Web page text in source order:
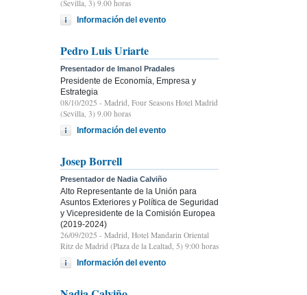
(Sevilla, 3) 9.00 horas
Información del evento
Pedro Luis Uriarte
Presentador de Imanol Pradales
Presidente de Economía, Empresa y
Estrategia
08/10/2025 - Madrid, Four Seasons Hotel Madrid
(Sevilla, 3) 9.00 horas
Información del evento
Josep Borrell
Presentador de Nadia Calviño
Alto Representante de la Unión para
Asuntos Exteriores y Política de Seguridad
y Vicepresidente de la Comisión Europea
(2019-2024)
26/09/2025 - Madrid, Hotel Mandarin Oriental
Ritz de Madrid (Plaza de la Lealtad, 5) 9:00 horas
Información del evento